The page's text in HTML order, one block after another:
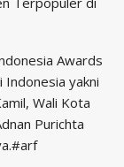
Awards
yakni
Wali Kota
Purichta